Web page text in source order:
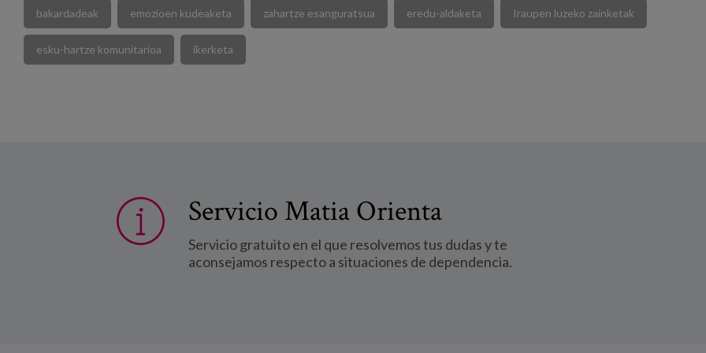
bakardadeak emozioen kudeaketa zahartze esanguratsua eredu-aldaketa Iraupen luzeko zainketak
esku-hartze komunitarioa ikerketa
Servicio Matia Orienta
Servicio gratuito en el que resolvemos tus dudas y te
aconsejamos respecto a situaciones de dependencia.